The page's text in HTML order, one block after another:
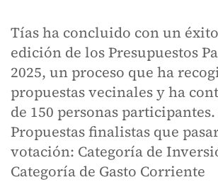
Tías ha concluido con un
edición de los Presupuestos
2025, un proceso que ha
propuestas vecinales y ha
de 150 personas participantes.
Propuestas finalistas que
votación: Categoría de
Categoría de Gasto Corriente